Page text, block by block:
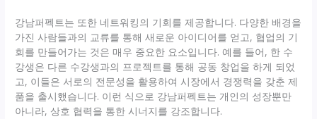
강남퍼펙트는 또한 네트워킹의 기회를 제공합니다. 다양한 배경을
가진 사람들과의 교류를 통해 새로운 아이디어를 얻고, 협업의 기
회를 만들어가는 것은 매우 중요한 요소입니다. 예를 들어, 한 수
강생은 다른 수강생과의 프로젝트를 통해 공동 창업을 하게 되었
고, 이들은 서로의 전문성을 활용하여 시장에서 경쟁력을 갖춘 제
품을 출시했습니다. 이런 식으로 강남퍼펙트는 개인의 성장뿐만
아니라, 상호 협력을 통한 시너지를 강조합니다.